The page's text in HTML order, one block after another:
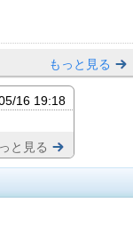
もっと見る
16 19:18
と見る